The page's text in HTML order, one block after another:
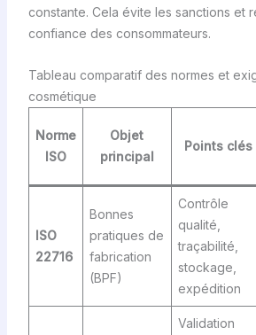
constante. Cela évite les sanctions et
confiance des consommateurs.
Tableau comparatif des normes et
cosmétique
Norme
ISO
Objet
principal
Points clés
ISO
22716
Bonnes
pratiques de
fabrication
(BPF)
Contrôle
qualité,
traçabilité,
stockage,
expédition
Validation